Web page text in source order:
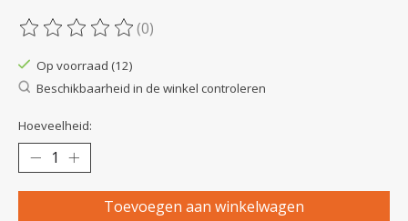
De beoordeling van dit product is
(0)
Op voorraad (12)
Beschikbaarheid in de winkel controleren
Hoeveelheid:
Toevoegen aan winkelwagen